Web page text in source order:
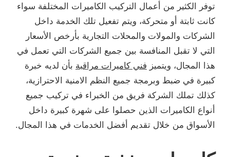
توفر الكثير من أعمال التركيب الكاميرات المختلفة سواء
كانت ثابتة أو متحركة، ويتم تفعيل تلك الخدمة داخل
الشركات والمولات والمحلات التجارية بأرخص الأسعار
التي لا تقبل المنافسة بين جميع الشركات التي تعمل في
هذا المجال، ويتميز فني كاميرات مراقبة بأن لديه خبرة
كبيرة في ضبط وبرمجة جميع النظم الامنية الاحترازية،
كذلك تملك الشركة فريق من الخبراء في تركيب جميع
أنواع الكاميرات الذين حصلوا على شهرة كبيرة داخل
الأسواق من خلال تقديم أفضل الخدمات في هذا المجال.